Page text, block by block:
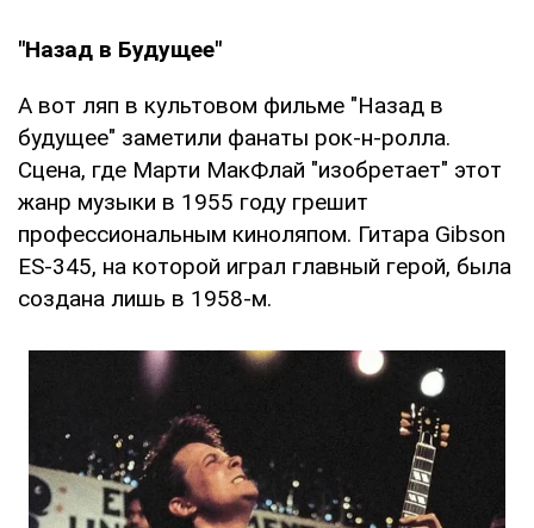
"Назад в Будущее"
А вот ляп в культовом фильме "Назад в
будущее" заметили фанаты рок-н-ролла.
Сцена, где Марти МакФлай "изобретает" этот
жанр музыки в 1955 году грешит
профессиональным киноляпом. Гитара Gibson
ES-345, на которой играл главный герой, была
создана лишь в 1958-м.